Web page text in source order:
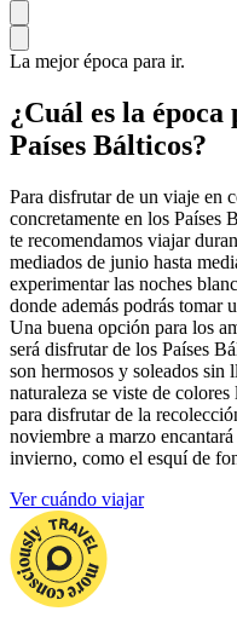
La mejor época para ir.
¿Cuál es la
Países Bálticos?
Para disfrutar de un viaje en
concretamente en los Países
te recomendamos viajar
mediados de junio hasta
experimentar las noches
donde además podrás
Una buena opción para los
será disfrutar de los Países
son hermosos y soleados sin
naturaleza se viste de
para disfrutar de la
noviembre a marzo
invierno, como el esquí de
Ver cuándo viajar